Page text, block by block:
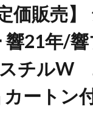
価販売
響21年/
チルW
ートン